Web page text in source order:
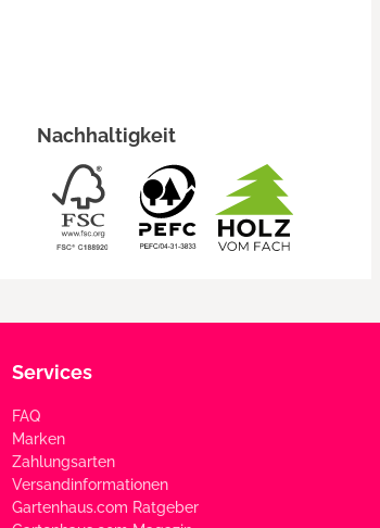
Nachhaltigkeit
Services
FAQ
Marken
Zahlungsarten
Versandinformationen
Gartenhaus.com Ratgeber